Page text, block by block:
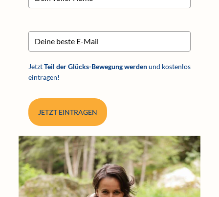
JetztTeil der Glücks-Bewegung werdenund kostenlos
eintragen!
JETZT EINTRAGEN